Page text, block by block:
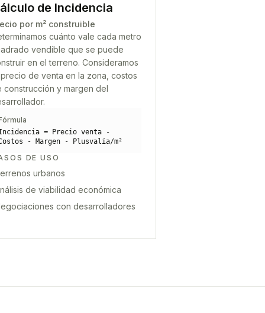
de Incidencia
por m² construible
cuánto vale cada metro
vendible que se puede
en el terreno. Consideramos
de venta en la zona, costos
construcción y margen del
= Precio venta -
- Margen - Plusvalía/m²
DE USO
urbanos
de viabilidad económica
con desarrolladores